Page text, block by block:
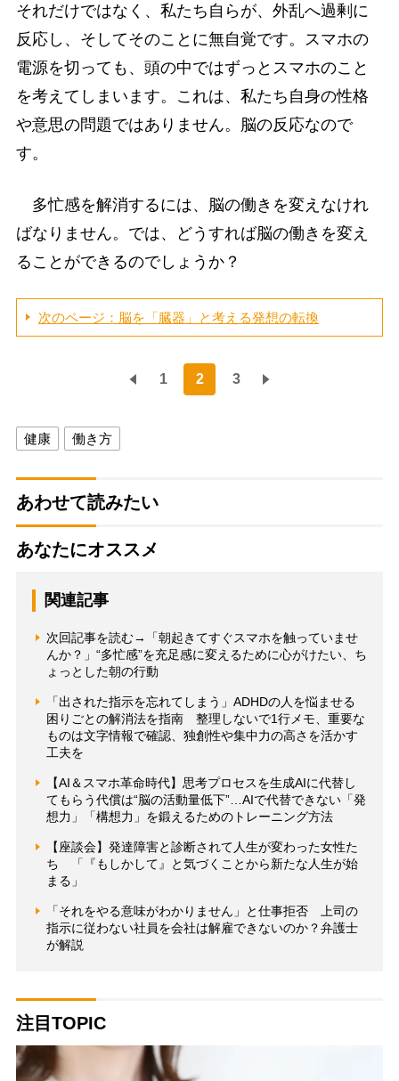
それだけではなく、私たち自らが、外乱へ過剰に
反応し、そしてそのことに無自覚です。スマホの
電源を切っても、頭の中ではずっとスマホのこと
を考えてしまいます。これは、私たち自身の性格
や意思の問題ではありません。脳の反応なので
す。
多忙感を解消するには、脳の働きを変えなけれ
ばなりません。では、どうすれば脳の働きを変え
ることができるのでしょうか？
次のページ：脳を「臓器」と考える発想の転換
1 2 3
健康 働き方
あわせて読みたい
あなたにオススメ
関連記事
次回記事を読む→「朝起きてすぐスマホを触っていませ
んか？」“多忙感”を充足感に変えるために心がけたい、ち
ょっとした朝の行動
「出された指示を忘れてしまう」ADHDの人を悩ませる
困りごとの解消法を指南 整理しないで1行メモ、重要な
ものは文字情報で確認、独創性や集中力の高さを活かす
工夫を
【AI＆スマホ革命時代】思考プロセスを生成AIに代替し
てもらう代償は“脳の活動量低下”…AIで代替できない「発
想力」「構想力」を鍛えるためのトレーニング方法
【座談会】発達障害と診断されて人生が変わった女性た
ち 「『もしかして』と気づくことから新たな人生が始
まる」
「それをやる意味がわかりません」と仕事拒否 上司の
指示に従わない社員を会社は解雇できないのか？弁護士
が解説
注目TOPIC